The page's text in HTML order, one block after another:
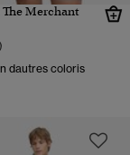
Merchant
dautres coloris